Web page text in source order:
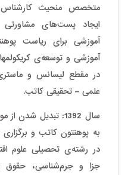
متخصص منحیث کارشناس
ایجاد پست­‌های
آموزشی برای ریاست
آموزشی و توسعه‌ی
در مقطع لیسانس و
علمی – تحقیقی کاتب.
سال 1392
:تبدیل شدن از
به پوهنتون کاتب و
در رشته‌ی تحصیلی علوم
جزا و جرم‌شناسی، حقوق